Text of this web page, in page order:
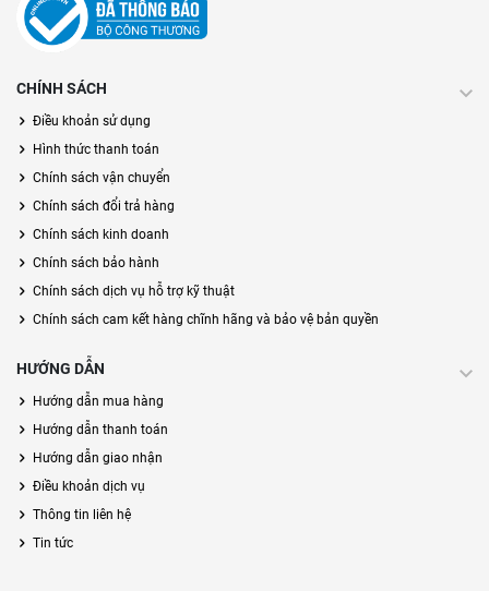
CHÍNH SÁCH
Điều khoản sử dụng
Hình thức thanh toán
Chính sách vận chuyển
Chính sách đổi trả hàng
Chính sách kinh doanh
Chính sách bảo hành
Chính sách dịch vụ hỗ trợ kỹ thuật
Chính sách cam kết hàng chĩnh hãng và bảo vệ bản quyền
HƯỚNG DẪN
Hướng dẫn mua hàng
Hướng dẫn thanh toán
Hướng dẫn giao nhận
Điều khoản dịch vụ
Thông tin liên hệ
Tin tức